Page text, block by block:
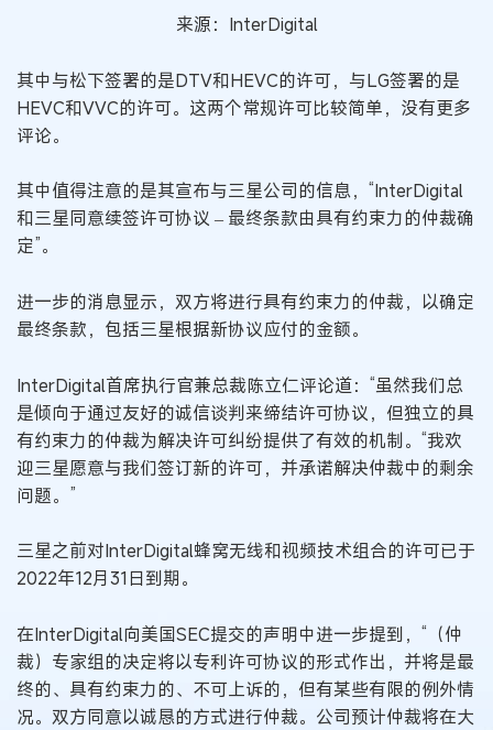
来源：InterDigital
其中与松下签署的是DTV和HEVC的许可，与LG签署的是
HEVC和VVC的许可。这两个常规许可比较简单，没有更多
评论。
其中值得注意的是其宣布与三星公司的信息，“InterDigital
和三星同意续签许可协议 – 最终条款由具有约束力的仲裁确
定”。
进一步的消息显示，双方将进行具有约束力的仲裁，以确定
最终条款，包括三星根据新协议应付的金额。
InterDigital首席执行官兼总裁陈立仁评论道：“虽然我们总
是倾向于通过友好的诚信谈判来缔结许可协议，但独立的具
有约束力的仲裁为解决许可纠纷提供了有效的机制。“我欢
迎三星愿意与我们签订新的许可，并承诺解决仲裁中的剩余
问题。”
三星之前对InterDigital蜂窝无线和视频技术组合的许可已于
2022年12月31日到期。
在InterDigital向美国SEC提交的声明中进一步提到，“（仲
裁）专家组的决定将以专利许可协议的形式作出，并将是最
终的、具有约束力的、不可上诉的，但有某些有限的例外情
况。双方同意以诚恳的方式进行仲裁。公司预计仲裁将在大